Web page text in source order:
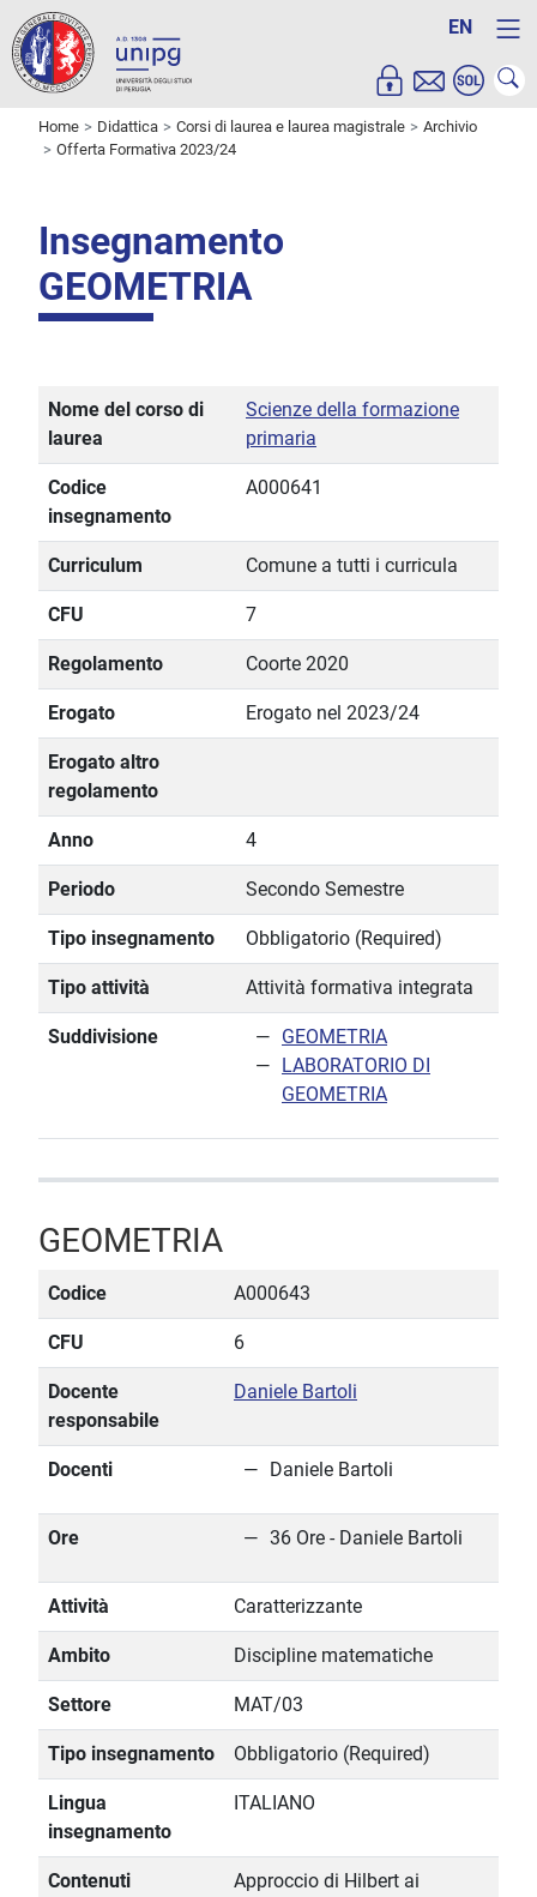
EN
Home Didattica Corsi di laurea e laurea magistrale
Archivio
Offerta Formativa 2023/24
Insegnamento
GEOMETRIA
Nome del corso di
laurea
Scienze della formazione
primaria
Codice
insegnamento
A000641
Curriculum Comune a tutti i curricula
CFU 7
Regolamento Coorte 2020
Erogato Erogato nel 2023/24
Erogato altro
regolamento
Anno 4
Periodo Secondo Semestre
Tipo insegnamento Obbligatorio (Required)
Tipo attività Attività formativa integrata
Suddivisione
GEOMETRIA
LABORATORIO DI
GEOMETRIA
GEOMETRIA
Codice A000643
CFU 6
Docente
responsabile
Daniele Bartoli
Docenti Daniele Bartoli
Ore 36 Ore - Daniele Bartoli
Attività Caratterizzante
Ambito Discipline matematiche
Settore MAT/03
Tipo insegnamento Obbligatorio (Required)
Lingua
insegnamento
ITALIANO
Contenuti
Approccio di Hilbert ai